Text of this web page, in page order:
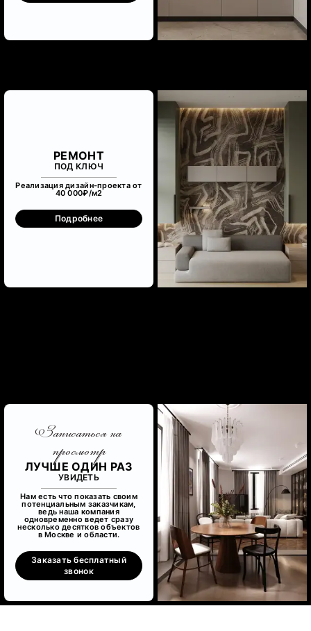
РЕМОНТ
ПОД КЛЮЧ
Реализация дизайн-проекта от
40 000₽/м2
Подробнее
Записаться на
просмотр
ЛУЧШЕ ОДИН РАЗ
УВИДЕТЬ
Нам есть что показать своим
потенциальным заказчикам,
ведь наша компания
одновременно ведет сразу
несколько десятков объектов
в Москве и области.
Заказать бесплатный
звонок